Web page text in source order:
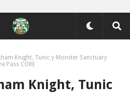
Knight, Tunic y Monster Sanctuary
Pass CORE
Knight, Tunic